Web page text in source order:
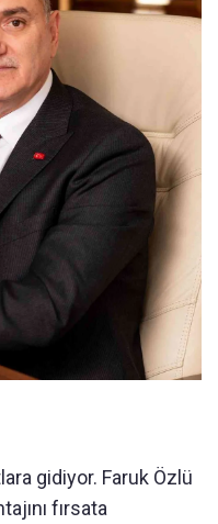
gidiyor. Faruk Özlü
fırsata